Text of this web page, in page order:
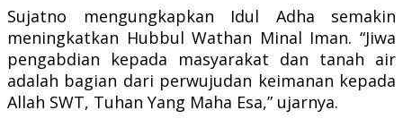
Sujatno mengungkapkan Idul Adha semakin
meningkatkan Hubbul Wathan Minal Iman. “Jiwa
pengabdian kepada masyarakat dan tanah air
adalah bagian dari perwujudan keimanan kepada
Allah SWT, Tuhan Yang Maha Esa,” ujarnya.